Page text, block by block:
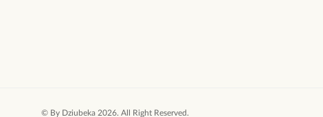
© By Dziubeka 2026. All Right Reserved.